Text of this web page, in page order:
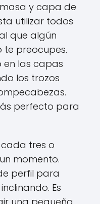
y capa de
utilizar todos
que algún
te preocupes.
en las capas
los trozos
perfecto para
cada tres o
momento.
perfil para
Es